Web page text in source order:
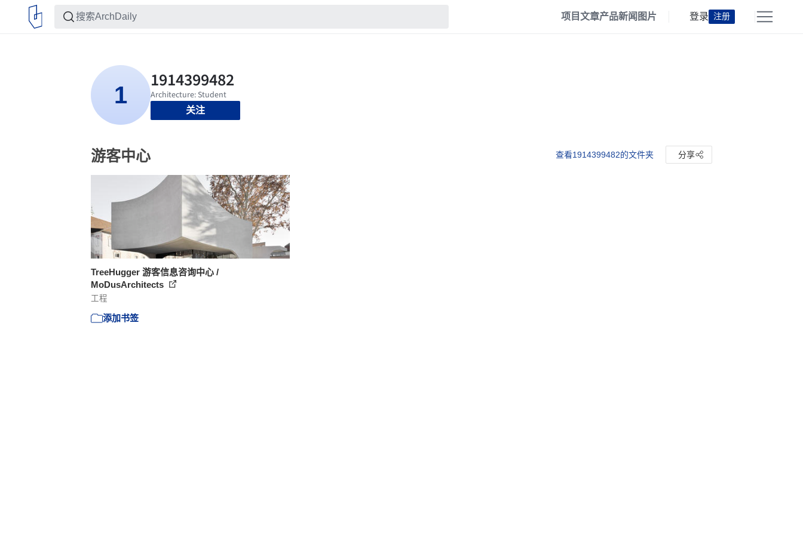
项目文章产品新闻 图片 登录 注册
关注
游客中心 查看1914399482的文件夹 分享
TreeHugger 游客信息咨询中心 /
MoDusArchitects
工程
添加书签